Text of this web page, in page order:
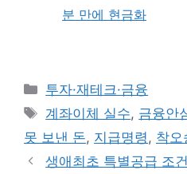
분 만에 현금화
카
테
고
리
투자·재테크·금융
태
그
계좌이체 실수, 금융안
못 보낸 돈, 지급명령 , 착오
생애최초 특별공급 조